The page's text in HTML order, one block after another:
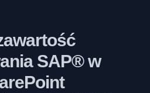
SAP® w